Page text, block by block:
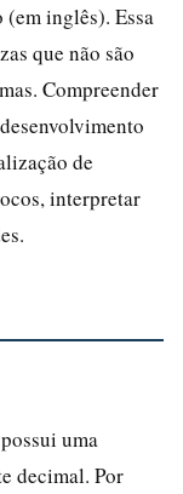
inglês). Essa
que não são
Compreender
de
interpretar
uma
decimal. Por